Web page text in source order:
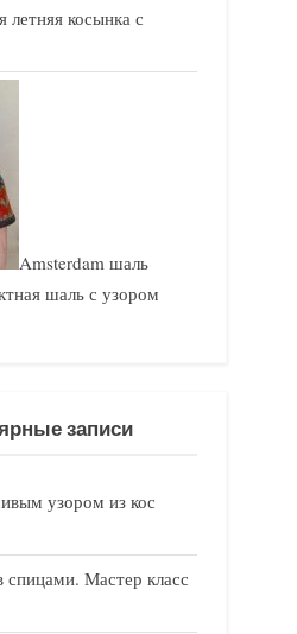
косынка с
Amsterdam шаль
шаль с узором
записи
узором из кос
спицами. Мастер класс